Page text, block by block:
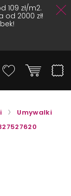
109 zł/m2.
2000 zł!
Umywalki